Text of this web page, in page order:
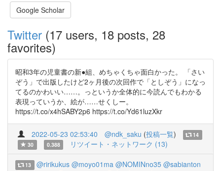
Google Scholar
Twitter (17 users, 18 posts, 28
favorites)
昭和3年の児童書の新●組、めちゃくちゃ面白かった。 「さい
ぞう」で出版したけど2ヶ月後の次回作で「としぞう」になっ
てるのかわいい……。っというか全体的に今読んでもわかる
表現っていうか、絵が……せくしー。
https://t.co/x4hSABY2p6 https://t.co/Yd61luzXkr
2022-05-23 02:53:40 @ndk_saku (投稿一覧)
14
30
0.388 リツイート・ネットワーク (13)
13 @ririkukus @moyo01ma @NOMINno35 @sabianton